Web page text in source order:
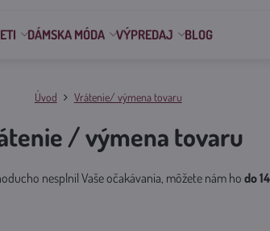
DÁMSKA MÓDA VÝPREDAJ BLOG
Úvod Vrátenie/ výmena tovaru
/ výmena tovaru
nesplnil Vaše očakávania, môžete nám hodo